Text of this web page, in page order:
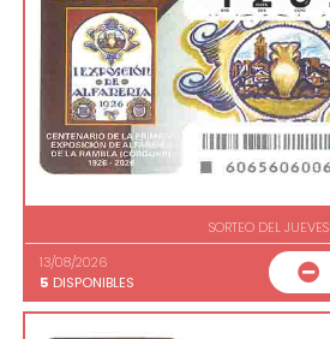
SORTEO DEL JUEVES
13/08/2026
5 DISPONIBLES